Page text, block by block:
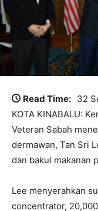
Read Time: 32
KOTA KINABALU:
Veteran Sabah
dermawan, Tan Sri
dan bakul makanan
Lee menyerahkan
concentrator,